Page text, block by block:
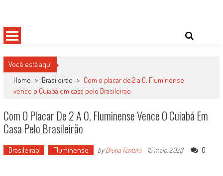
content
Você está aqui
Home > Brasileirão > Com o placar de 2 a 0, Fluminense
vence o Cuiabá em casa pelo Brasileirão
Com O Placar De 2 A 0, Fluminense Vence O Cuiabá Em
Casa Pelo Brasileirão
Brasileirão Fluminense byBruna Ferreira- 15 maio, 2023 0